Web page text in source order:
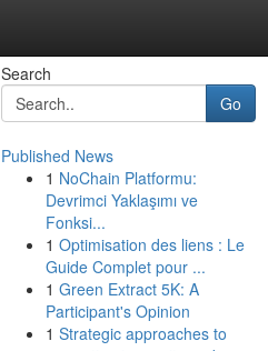
Search
Go
Published News
1 NoChain Platformu:
Devrimci Yaklaşımı ve
Fonksi...
1 Optimisation des liens : Le
Guide Complet pour ...
1 Green Extract 5K: A
Participant's Opinion
1 Strategic approaches to